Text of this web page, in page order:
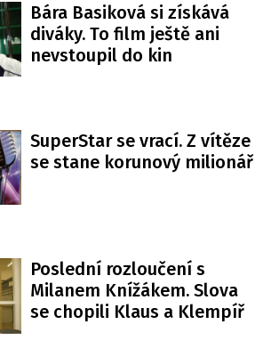
Bára Basiková si získává
diváky. To film ještě ani
nevstoupil do kin
SuperStar se vrací. Z vítěze
se stane korunový milionář
Poslední rozloučení s
Milanem Knížákem. Slova
se chopili Klaus a Klempíř